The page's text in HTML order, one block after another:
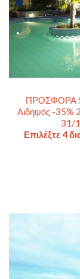
ΠΡΟΣΦΟΡΑ
Αιδηψός -35%
31/
Επιλέξτε 4